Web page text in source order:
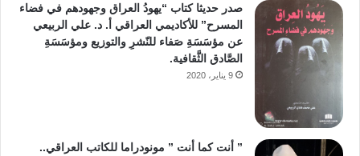
صدر حديثا كتاب “يهودُ العراق وجهودهم في فضاء
المسرح” للأكاديمي العراقي أ. د. علي الربيعي
عن مؤسَسَةِ صَفاء للنّشرِ والتوزيع ومؤسَسَةِ
الصَّادق الثَّقافية.
9 يناير، 2020
” أنت كما أنت ” مونودراما للكاتب العراقي..